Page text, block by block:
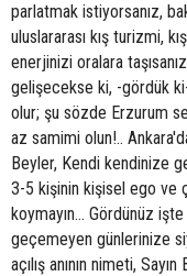
parlatmak istiyorsanız,
uluslararası kış turizmi,
enerjinizi oralara
gelişecekse ki, -gördük
olur; şu sözde Erzurum
az samimi olun!..
Beyler, Kendi kendinize
3-5 kişinin kişisel ego ve
koymayın… Gördünüz
geçemeyen günlerinize
açılış anının nimeti,